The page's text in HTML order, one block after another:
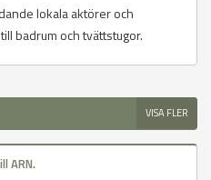
lokala aktörer och
badrum och tvättstugor.
VISA FLER
ARN.